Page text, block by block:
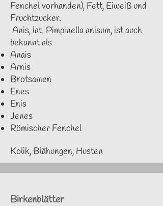
Fenchel vorhanden), Fett, Eiweiß und
Fruchtzucker.
Anis, lat. Pimpinella anisum, ist auch
bekannt als
Anais
Arnis
Brotsamen
Enes
Enis
Jenes
Römischer Fenchel
Kolik, Blähungen, Husten
Birkenblätter